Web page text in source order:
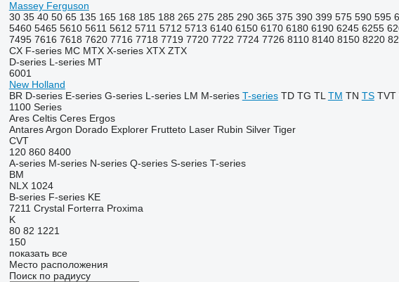
Massey Ferguson
30 35 40 50 65 135 165 168 185 188 265 275 285 290 365 375 390 399 575 590 595
5460 5465 5610 5611 5612 5711 5712 5713 6140 6150 6170 6180 6190 6245 6255
7495 7616 7618 7620 7716 7718 7719 7720 7722 7724 7726 8110 8140 8150 8220
CX F-series MC MTX X-series XTX ZTX
D-series L-series MT
6001
New Holland
BR D-series E-series G-series L-series LM M-series T-series TD TG TL TM TN TS TVT
1100 Series
Ares Celtis Ceres Ergos
Antares Argon Dorado Explorer Frutteto Laser Rubin Silver Tiger
CVT
120 860 8400
A-series M-series N-series Q-series S-series T-series
BM
NLX 1024
B-series F-series KE
7211 Crystal Forterra Proxima
K
80 82 1221
150
показать все
Место расположения
Поиск по радиусу